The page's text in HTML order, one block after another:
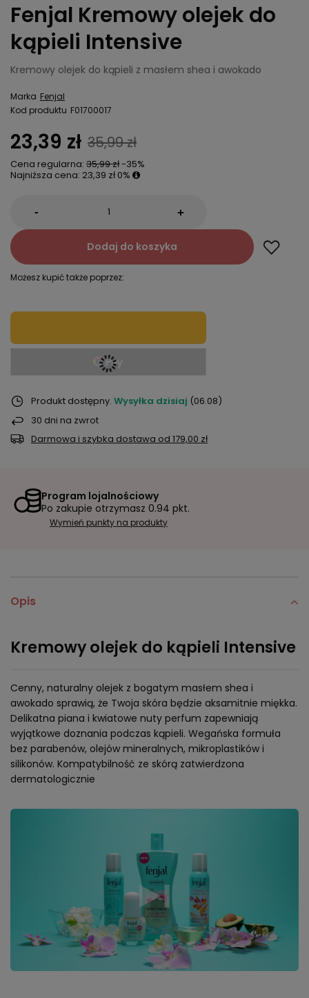
Fenjal Kremowy olejek do
kąpieli Intensive
Kremowy olejek do kąpieli z masłem shea i awokado
Marka Fenjal
Kod produktu F01700017
23,39 zł 35,99 zł
Cena regularna: 35,99 zł-35%
Najniższa cena: 23,39 zł 0%
- +
Dodaj do koszyka
Możesz kupić także poprzez:
Produkt dostępny Wysyłka dzisiaj (06.08)
30 dni na zwrot
Darmowa i szybka dostawa od 179,00 zł
Program lojalnościowy
Po zakupie otrzymasz 0.94 pkt.
Wymień punkty na produkty
Opis
Kremowy olejek do kąpieli Intensive
Cenny, naturalny olejek z bogatym masłem shea i
awokado sprawią, że Twoja skóra będzie aksamitnie miękka.
Delikatna piana i kwiatowe nuty perfum zapewniają
wyjątkowe doznania podczas kąpieli. Wegańska formuła
bez parabenów, olejów mineralnych, mikroplastików i
silikonów. Kompatybilność ze skórą zatwierdzona
dermatologicznie